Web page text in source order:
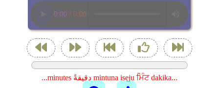
...minutes دقيقةً mintuna isẹju ਮਿੰਟ dakika...